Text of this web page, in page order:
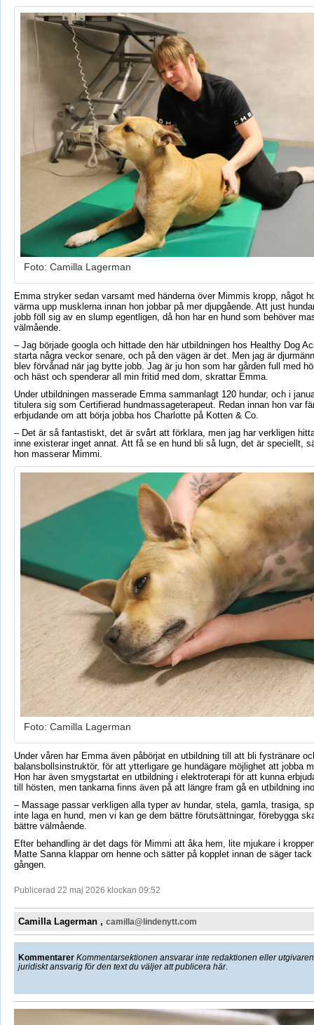
Foto: Camilla Lagerman
Emma stryker sedan varsamt med händerna över Mimmis kropp, något
värma upp musklerna innan hon jobbar på mer djupgående. Att just
jobb föll sig av en slump egentligen, då hon har en hund som behöver
välmående.
– Jag började googla och hittade den här utbildningen hos Healthy Dog
starta några veckor senare, och på den vägen är det. Men jag är
blev förvånad när jag bytte jobb. Jag är ju hon som har gården full med
och häst och spenderar all min fritid med dom, skrattar Emma.
Under utbildningen masserade Emma sammanlagt 120 hundar, och i
titulera sig som Certifierad hundmassageterapeut. Redan innan hon var
erbjudande om att börja jobba hos Charlotte på Kotten & Co.
– Det är så fantastiskt, det är svårt att förklara, men jag har verkligen
inne existerar inget annat. Att få se en hund bli så lugn, det är speciellt,
hon masserar Mimmi.
Foto: Camilla Lagerman
Under våren har Emma även påbörjat en utbildning till att bli fystränare
balansbollsinstruktör, för att ytterligare ge hundägare möjlighet att jobba
Hon har även smygstartat en utbildning i elektroterapi för att kunna
till hösten, men tankarna finns även på att längre fram gå en utbildning
– Massage passar verkligen alla typer av hundar, stela, gamla, trasiga,
inte laga en hund, men vi kan ge dem bättre förutsättningar, förebygga
bättre välmående.
Efter behandling är det dags för Mimmi att åka hem, lite mjukare i
Matte Sanna klappar om henne och sätter på kopplet innan de säger tack
gången.
Publicerad 22 maj 2026 klockan 09:52
Camilla Lagerman , camilla@lindenytt.com
Kommentarer Kommentarsektionen ansvarar inte redaktionen eller
juridiskt ansvarig för den text du väljer att publicera här.